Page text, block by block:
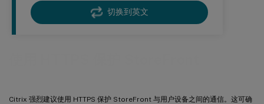
切换到英文
Citrix 强烈建议使用 HTTPS 保护 StoreFront 与用户设备之间的通信。这可确